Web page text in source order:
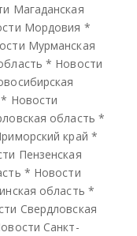
Магаданская
Мордовия *
Мурманская
* Новости
* Новости
область *
край *
Пензенская
* Новости
область *
Свердловская
Санкт-